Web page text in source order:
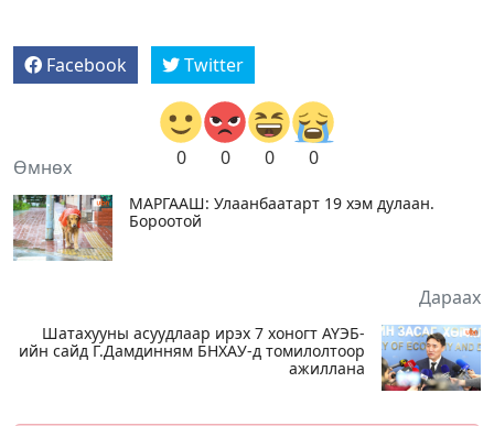
Facebook Twitter
0 0 0 0
Өмнөх
МАРГААШ: Улаанбаатарт 19 хэм дулаан.
Бороотой
Дараах
Шатахууны асуудлаар ирэх 7 хоногт АҮЭБ-
ийн сайд Г.Дамдинням БНХАУ-д томилолтоор
ажиллана